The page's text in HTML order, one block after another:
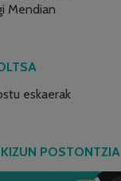
Mendian
eskaerak
POSTONTZIA